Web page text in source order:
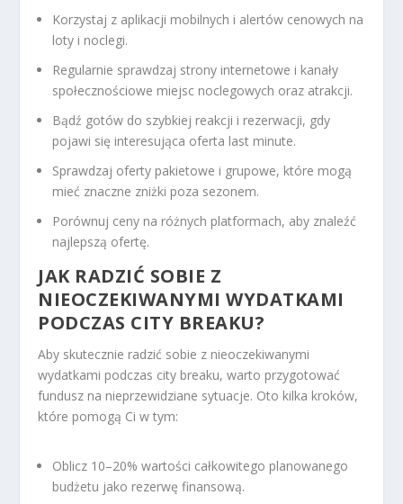
Korzystaj z aplikacji mobilnych i alertów cenowych na
loty i noclegi.
Regularnie sprawdzaj strony internetowe i kanały
społecznościowe miejsc noclegowych oraz atrakcji.
Bądź gotów do szybkiej reakcji i rezerwacji, gdy
pojawi się interesująca oferta last minute.
Sprawdzaj oferty pakietowe i grupowe, które mogą
mieć znaczne zniżki poza sezonem.
Porównuj ceny na różnych platformach, aby znaleźć
najlepszą ofertę.
JAK RADZIĆ SOBIE Z
NIEOCZEKIWANYMI WYDATKAMI
PODCZAS CITY BREAKU?
Aby skutecznie radzić sobie z nieoczekiwanymi
wydatkami podczas city breaku, warto przygotować
fundusz na nieprzewidziane sytuacje. Oto kilka kroków,
które pomogą Ci w tym:
Oblicz 10–20% wartości całkowitego planowanego
budżetu jako rezerwę finansową.